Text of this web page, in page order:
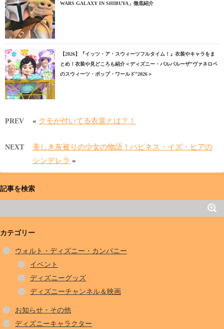
WARS GALAXY IN SHIBUYA」徹底紹介
【2026】『イッツ・ア・スウィーツフルタイム！』衣装やキャラをま
とめ！衣装や見どころも紹介＜ディズニー・パルパルーザ”ヴァネロペ
のスウィーツ・ポップ・ワールド”2026＞
PREV « クモが付いてる衣裳とは？！
NEXT
美しき灰被りの少女の物語！ハピネス・イズ・ヒアの
シンデレラ »
記事を検索
カテゴリー
ウォルト・ディズニー・カンパニー
イベント
ディズニーグッズ
ディズニーチャンネル＆映画
お知らせ・その他
ディズニーキャラクター